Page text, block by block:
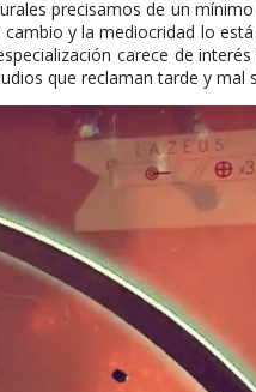
precisamos de un
y la mediocridad lo
carece de
que reclaman tarde y mal